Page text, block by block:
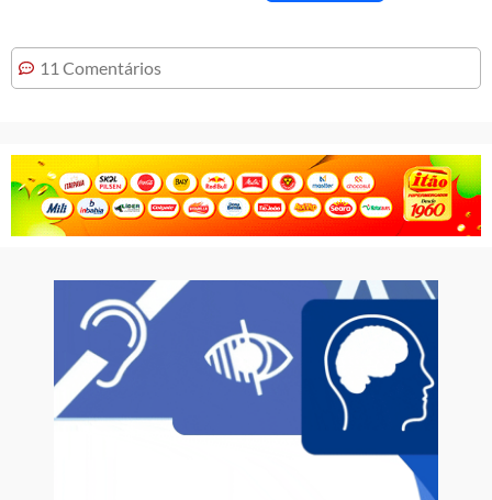
11 Comentários